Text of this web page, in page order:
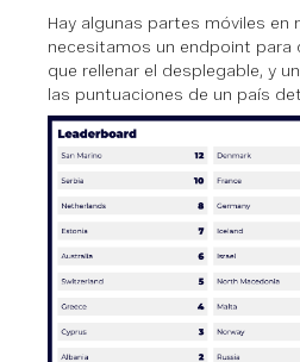
Hay algunas partes móviles en
necesitamos un endpoint para
que rellenar el desplegable, y
las puntuaciones de un país